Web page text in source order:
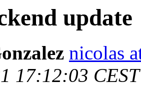
update
nicolas
17:12:03